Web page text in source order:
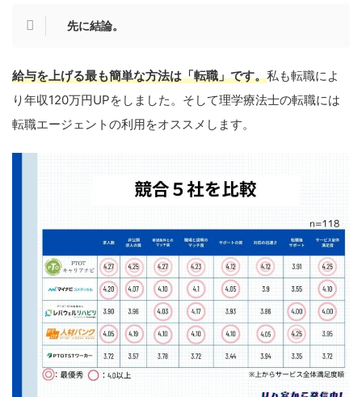
先に結論。
給与を上げる最も簡単な方法は「転職」です。私も転職によ
り年収120万円UPをしました。そして理学療法士の転職には
転職エージェントの利用をオススメします。